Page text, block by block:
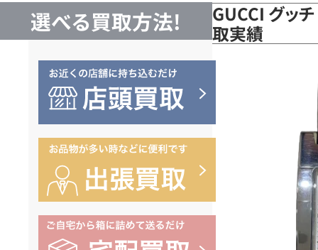
選べる買取方法!
GUCCI グッ
取実績